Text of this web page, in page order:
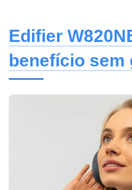
Edifier
benefício sem